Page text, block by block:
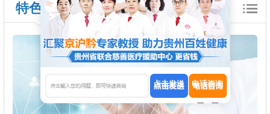
特色诊疗
点击发送 电话咨询